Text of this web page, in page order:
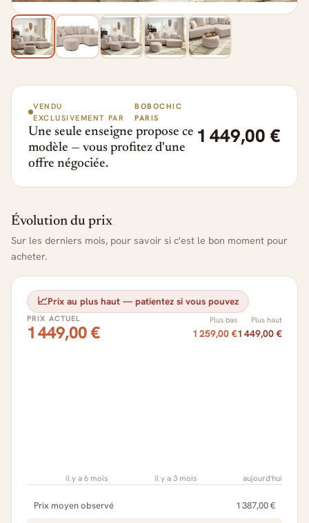
VENDU
EXCLUSIVEMENT PAR
BOBOCHIC
PARIS
Une seule enseigne propose ce
modèle — vous profitez d'une
offre négociée.
1 449,00 €
Évolution du prix
Sur les derniers mois, pour savoir si c'est le bon moment pour
acheter.
📈Prix au plus haut — patientez si vous pouvez
PRIX ACTUEL
1 449,00 €
Plus bas
1 259,00 €
Plus haut
1 449,00 €
il y a 6 mois il y a 3 mois aujourd'hui
Prix moyen observé 1 387,00 €